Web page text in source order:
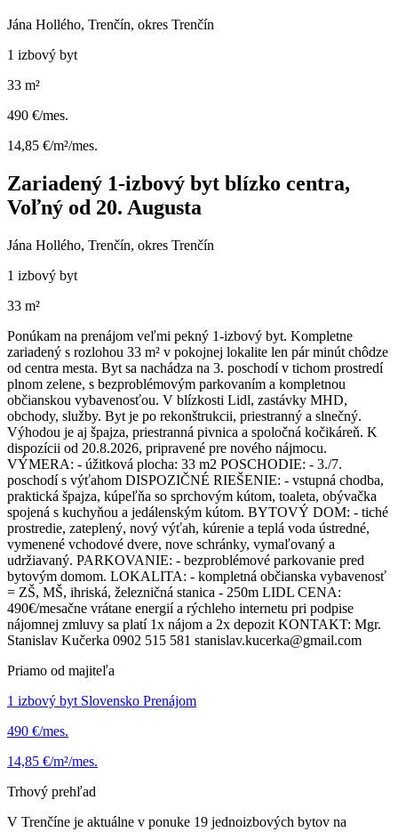
Jána Hollého, Trenčín, okres Trenčín
1 izbový byt
33 m²
490 €/mes.
14,85 €/m²/mes.
Zariadený 1-izbový byt blízko centra,
Voľný od 20. Augusta
Jána Hollého, Trenčín, okres Trenčín
1 izbový byt
33 m²
Ponúkam na prenájom veľmi pekný 1-izbový byt. Kompletne
zariadený s rozlohou 33 m² v pokojnej lokalite len pár minút chôdze
od centra mesta. Byt sa nachádza na 3. poschodí v tichom prostredí
plnom zelene, s bezproblémovým parkovaním a kompletnou
občianskou vybavenosťou. V blízkosti Lidl, zastávky MHD,
obchody, služby. Byt je po rekonštrukcii, priestranný a slnečný.
Výhodou je aj špajza, priestranná pivnica a spoločná kočikáreň. K
dispozícii od 20.8.2026, pripravené pre nového nájmocu.
VÝMERA: - úžitková plocha: 33 m2 POSCHODIE: - 3./7.
poschodí s výťahom DISPOZIČNÉ RIEŠENIE: - vstupná chodba,
praktická špajza, kúpeľňa so sprchovým kútom, toaleta, obývačka
spojená s kuchyňou a jedálenským kútom. BYTOVÝ DOM: - tiché
prostredie, zateplený, nový výťah, kúrenie a teplá voda ústredné,
vymenené vchodové dvere, nove schránky, vymaľovaný a
udržiavaný. PARKOVANIE: - bezproblémové parkovanie pred
bytovým domom. LOKALITA: - kompletná občianska vybavenosť
= ZŠ, MŠ, ihriská, železničná stanica - 250m LIDL CENA:
490€/mesačne vrátane energií a rýchleho internetu pri podpise
nájomnej zmluvy sa platí 1x nájom a 2x depozit KONTAKT: Mgr.
Stanislav Kučerka 0902 515 581 stanislav.kucerka@gmail.com
Priamo od majiteľa
1 izbový byt Slovensko Prenájom
490 €/mes.
14,85 €/m²/mes.
Trhový prehľad
V Trenčíne je aktuálne v ponuke 19 jednoizbových bytov na